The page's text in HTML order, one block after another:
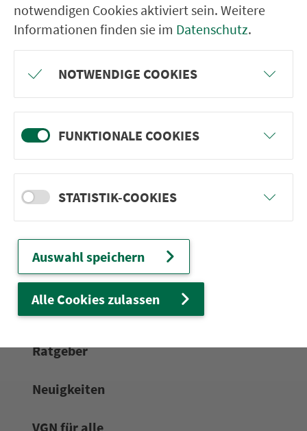
Tickets & Preise
Fahr­plan­ände­rungen
Wir sind für Sie da:
24h-Ser­vice­te­le­fon:
0911 27075-99
Zum Kon­taktformular
Netz & Fahrpläne
Frei­zeit-Tipps
Service
Rat­ge­ber
Neuigkeiten
VGN für alle
notwendigen Cookies aktiviert sein. Weitere
Informationen finden sie im Datenschutz.
NOTWENDIGE COOKIES
FUNKTIONALE COOKIES
STATISTIK-COOKIES
Auswahl speichern
Alle Cookies zulassen